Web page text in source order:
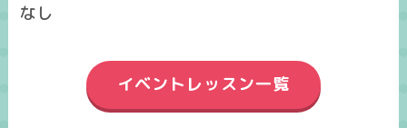
なし
イベントレッスン一覧